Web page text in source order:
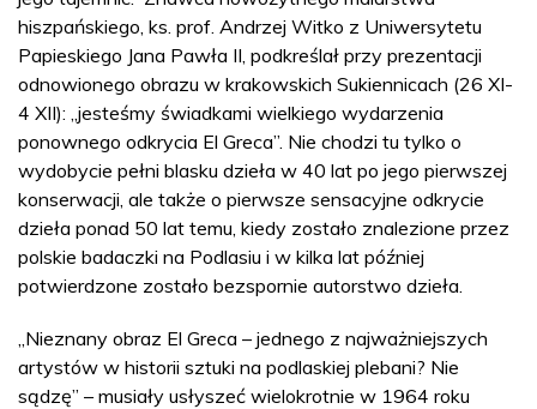
hiszpańskiego, ks. prof. Andrzej Witko z Uniwersytetu
Papieskiego Jana Pawła II, podkreślał przy prezentacji
odnowionego obrazu w krakowskich Sukiennicach (26 XI-
4 XII): „jesteśmy świadkami wielkiego wydarzenia
ponownego odkrycia El Greca”. Nie chodzi tu tylko o
wydobycie pełni blasku dzieła w 40 lat po jego pierwszej
konserwacji, ale także o pierwsze sensacyjne odkrycie
dzieła ponad 50 lat temu, kiedy zostało znalezione przez
polskie badaczki na Podlasiu i w kilka lat później
potwierdzone zostało bezspornie autorstwo dzieła.
„Nieznany obraz El Greca – jednego z najważniejszych
artystów w historii sztuki na podlaskiej plebani? Nie
sądzę” – musiały usłyszeć wielokrotnie w 1964 roku